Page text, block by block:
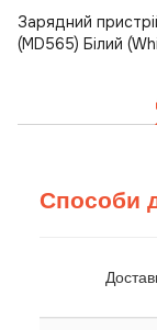
Зарядний
(MD565) Білий
Способи